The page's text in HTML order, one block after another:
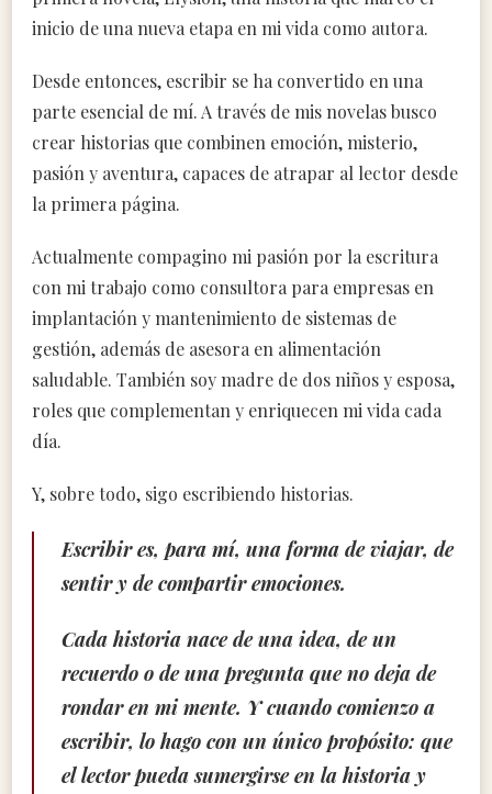
inicio de una nueva etapa en mi vida como autora.
Desde entonces, escribir se ha convertido en una
parte esencial de mí. A través de mis novelas busco
crear historias que combinen emoción, misterio,
pasión y aventura, capaces de atrapar al lector desde
la primera página.
Actualmente compagino mi pasión por la escritura
con mi trabajo como consultora para empresas en
implantación y mantenimiento de sistemas de
gestión, además de asesora en alimentación
saludable. También soy madre de dos niños y esposa,
roles que complementan y enriquecen mi vida cada
día.
Y, sobre todo, sigo escribiendo historias.
Escribir es, para mí, una forma de viajar, de
sentir y de compartir emociones.
Cada historia nace de una idea, de un
recuerdo o de una pregunta que no deja de
rondar en mi mente. Y cuando comienzo a
escribir, lo hago con un único propósito: que
el lector pueda sumergirse en la historia y